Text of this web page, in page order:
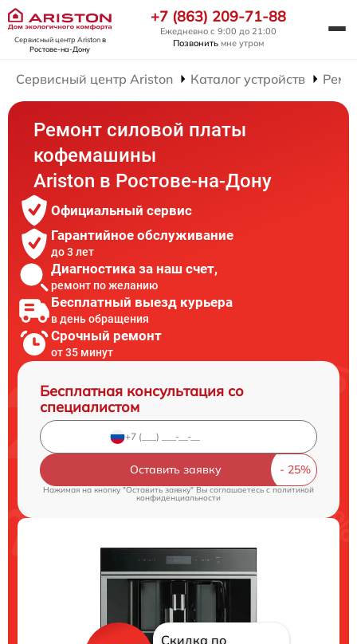
Сервисный центр Aristonв
Ростове-на-Дону
+7 (863) 209-71-88
Ежедневно с 9:00 до 21:00
Позвонить мне утром
Сервисный центр Ariston Каталог устройств
Ремонт силовой платы
кофемашины
Ariston в Ростове-на-Дону
Официальный сервис
Гарантийное обслуживание
до 3 лет
Диагностика за наш счет,
ремонт по желанию
Бесплатный выезд курьера
в день обращения
Срочный ремонт
от 35 минут
Бесплатная консультация со
специалистом
Оставить заявку
Нажимая на кнопку "Оставить заявку" Вы соглашаетесь cполитикой
конфиденциальности
Скидка по